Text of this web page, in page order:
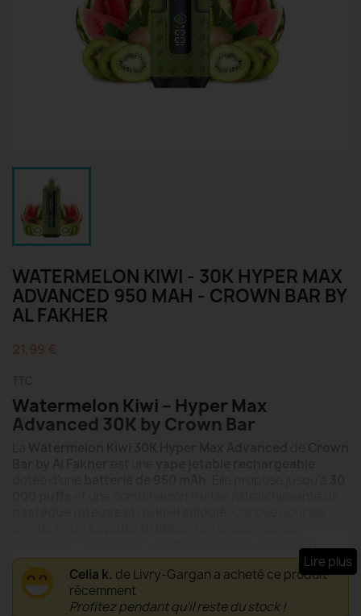
WATERMELON KIWI - 30K HYPER MAX
ADVANCED 950 MAH - CROWN BAR BY
AL FAKHER
21,99 €
TTC
Watermelon Kiwi – Hyper Max
Advanced 30K by Crown Bar
coil mesh,
indicateurs LED) pour une expérience stable et agréable.
Idéale pour ceux qui recherchent puissance, simplicité et
longévité.
Lire plus
Celia k. de Livry-Gargan a acheté ce produit
récemment
Profitez pendant qu'il reste du stock !